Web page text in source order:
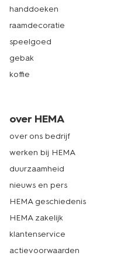
handdoeken
raamdecoratie
speelgoed
gebak
koffie
over HEMA
over ons bedrijf
werken bij HEMA
duurzaamheid
nieuws en pers
HEMA geschiedenis
HEMA zakelijk
klantenservice
actievoorwaarden